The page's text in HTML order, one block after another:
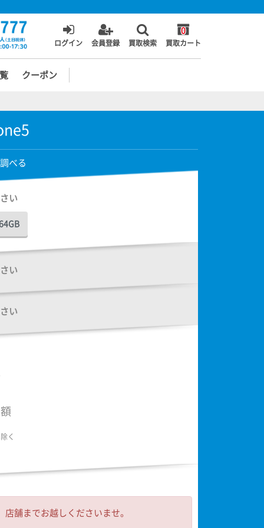
ログイン 会員登録 買取検索
0
買取カート
クーポン
べる
い
い
い
く
舗までお越しくださいませ。